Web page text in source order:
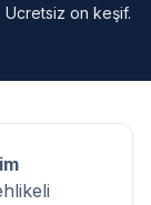
on keşif.